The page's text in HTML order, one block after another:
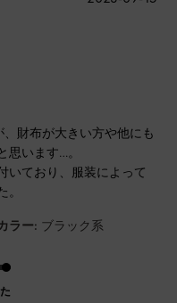
財布が大きい方や他にも
思います…。
いており、服装によって
ラー: ブラック系